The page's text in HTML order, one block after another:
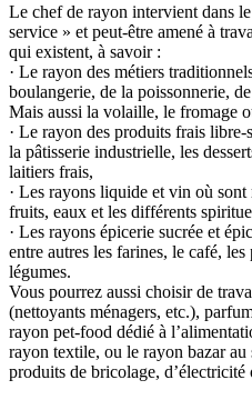
Le chef de rayon intervient dans
service » et peut-être amené à
qui existent, à savoir :
· Le rayon des métiers
boulangerie, de la poissonnerie,
Mais aussi la volaille, le fromage
· Le rayon des produits frais
la pâtisserie industrielle, les
laitiers frais,
· Les rayons liquide et vin où
fruits, eaux et les différents
· Les rayons épicerie sucrée et
entre autres les farines, le café,
légumes.
Vous pourrez aussi choisir de
(nettoyants ménagers, etc.),
rayon pet-food dédié à
rayon textile, ou le rayon bazar au
produits de bricolage, d’électricité